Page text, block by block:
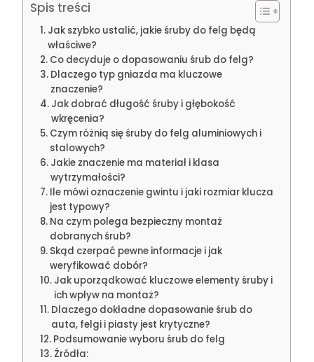
Spis treści
Jak szybko ustalić, jakie śruby do felg będą
właściwe?
Co decyduje o dopasowaniu śrub do felg?
Dlaczego typ gniazda ma kluczowe
znaczenie?
Jak dobrać długość śruby i głębokość
wkręcenia?
Czym różnią się śruby do felg aluminiowych i
stalowych?
Jakie znaczenie ma materiał i klasa
wytrzymałości?
Ile mówi oznaczenie gwintu i jaki rozmiar klucza
jest typowy?
Na czym polega bezpieczny montaż
dobranych śrub?
Skąd czerpać pewne informacje i jak
weryfikować dobór?
Jak uporządkować kluczowe elementy śruby i
ich wpływ na montaż?
Dlaczego dokładne dopasowanie śrub do
auta, felgi i piasty jest krytyczne?
Podsumowanie wyboru śrub do felg
Źródła: